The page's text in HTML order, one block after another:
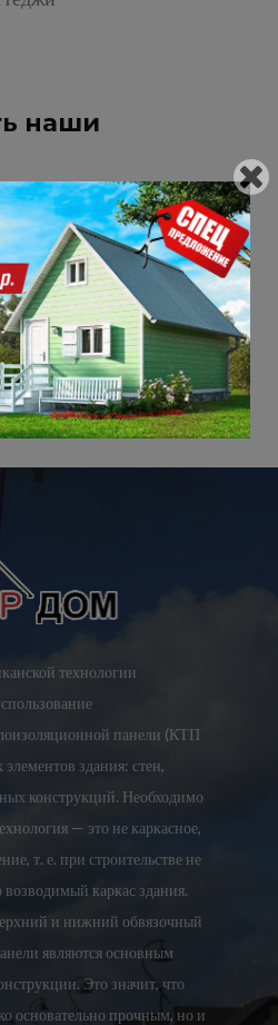
наши
до 100 кв.м
до 150 кв.м
до 200 кв.м
земляничная
технологии
панели (КТП
здания: стен,
конструкций. Необходимо
— это не каркасное,
т. е. при строительстве не
возводимый каркас здания.
и нижний обвязочный
являются основным
Это значит, что
основательно прочным, но и